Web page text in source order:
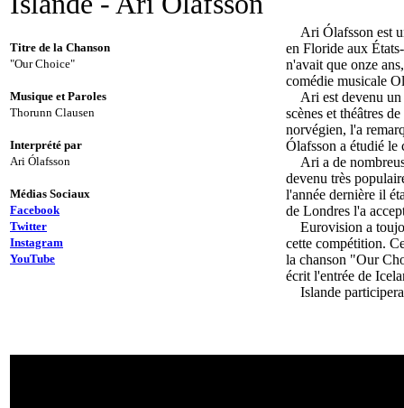
Titre de la Chanson
"Our Choice"
Musique et Paroles
Thorunn Clausen
Interprété par
Ari Ólafsson
Médias Sociaux
Facebook
Twitter
Instagram
YouTube
Ari Ólafsson est
en Floride aux
n'avait que onze
comédie musicale
Ari est devenu
scènes et théâtres
norvégien, l'a
Ólafsson a étudié le
Ari a de
devenu très
l'année dernière il
de Londres l'a
Eurovision a
cette compétition.
la chanson "Our
écrit l'entrée de
Islande